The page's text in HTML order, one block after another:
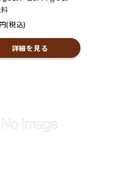
(税込)
詳細を見る